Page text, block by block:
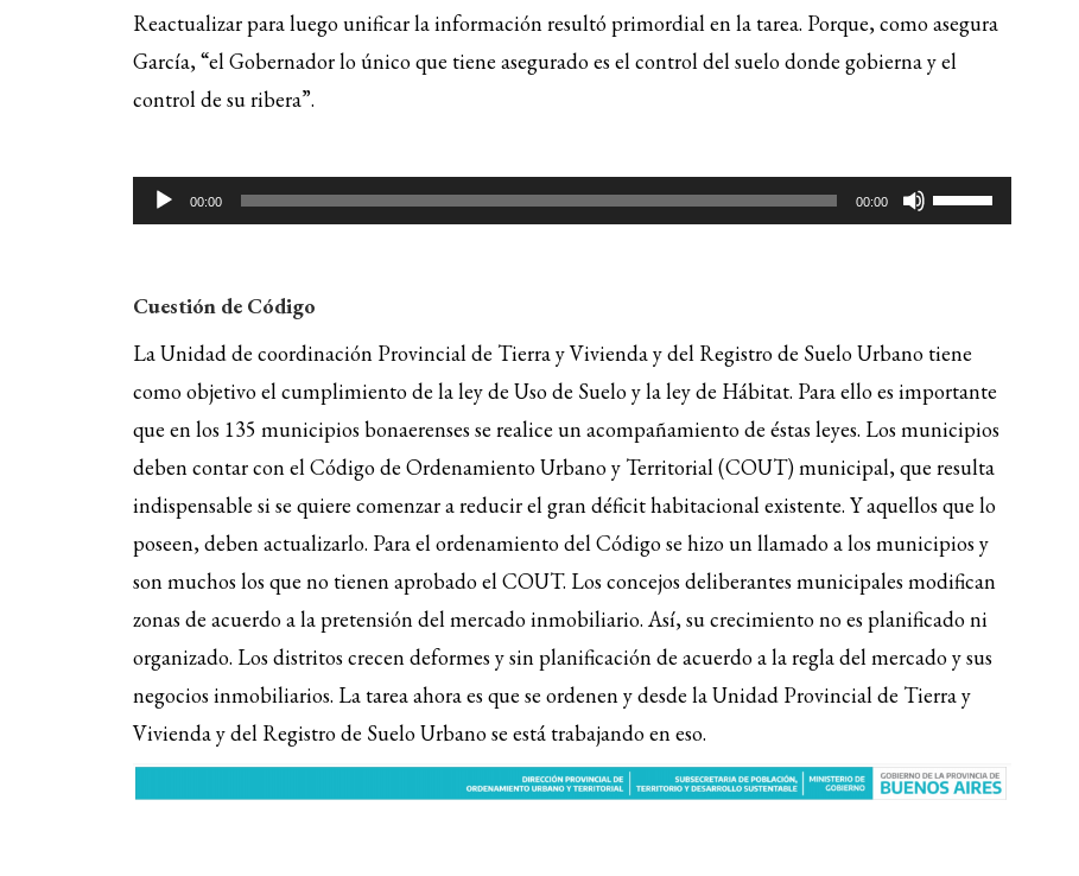
disminuir
el
Reactualizar para luego unificar la información resultó primordial en la tarea. Porque, como asegura
García, “el Gobernador lo único que tiene asegurado es el control del suelo donde gobierna y el
control de su ribera”.
Reproductor
de
00:00 00:00
Utiliza
las
arriba/abajo
para
aumentar
o
disminuir
el
volumen.
Cuestión de Código
La Unidad de coordinación Provincial de Tierra y Vivienda y del Registro de Suelo Urbano tiene
como objetivo el cumplimiento de la ley de Uso de Suelo y la ley de Hábitat. Para ello es importante
que en los 135 municipios bonaerenses se realice un acompañamiento de éstas leyes. Los municipios
deben contar con el Código de Ordenamiento Urbano y Territorial (COUT) municipal, que resulta
indispensable si se quiere comenzar a reducir el gran déficit habitacional existente. Y aquellos que lo
poseen, deben actualizarlo. Para el ordenamiento del Código se hizo un llamado a los municipios y
son muchos los que no tienen aprobado el COUT. Los concejos deliberantes municipales modifican
zonas de acuerdo a la pretensión del mercado inmobiliario. Así, su crecimiento no es planificado ni
organizado. Los distritos crecen deformes y sin planificación de acuerdo a la regla del mercado y sus
negocios inmobiliarios. La tarea ahora es que se ordenen y desde la Unidad Provincial de Tierra y
Vivienda y del Registro de Suelo Urbano se está trabajando en eso.